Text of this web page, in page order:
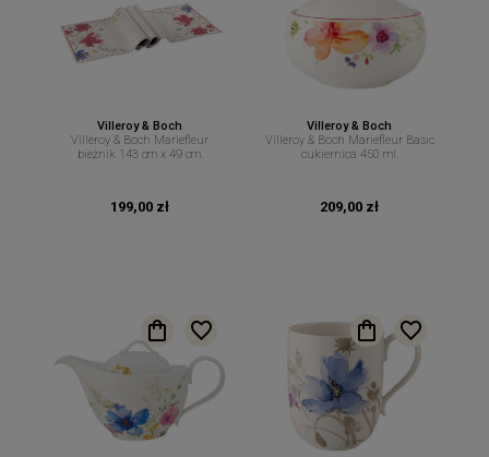
Villeroy & Boch
Villeroy & Boch Mariefleur
bieżnik 143 cm x 49 cm.
199,00 zł
Villeroy & Boch
Villeroy & Boch Mariefleur Basic
cukiernica 450 ml.
209,00 zł